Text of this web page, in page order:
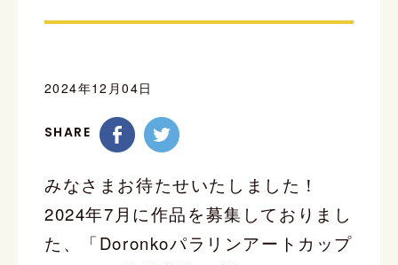
2024年12月04日
SHARE
みなさまお待たせいたしました！
2024年7月に作品を募集しておりまし
た、「Doronkoパラリンアートカップ